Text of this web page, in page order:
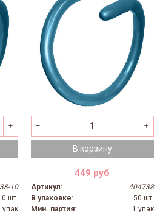
10
шт.
упак
В корзину
449 руб
Артикул:
404738
В упаковке:
50 шт.
Мин. партия: 1 упак